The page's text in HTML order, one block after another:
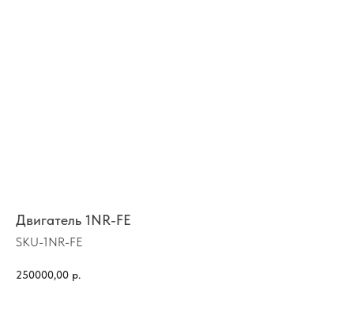
Двигатель 1NR-FE
SKU-1NR-FE
250000,00 р.